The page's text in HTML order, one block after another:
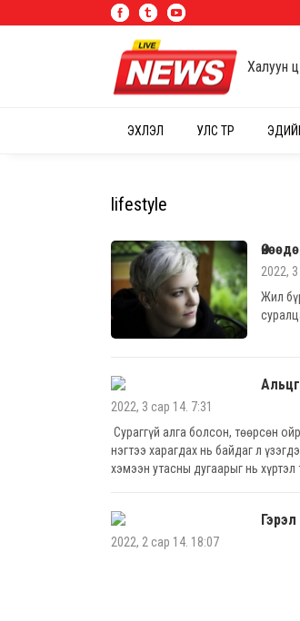
Халуун
ЭХЛЭЛ УЛС ТӨР
lifestyle
2022,
Жил
2022, 3 сар 14. 7:31
Сураггүй алга болсон, төөрсөн
нэгтээ харагдах нь байдаг л
хэмээн утасны дугаарыг нь
2022, 2 сар 14. 18:07